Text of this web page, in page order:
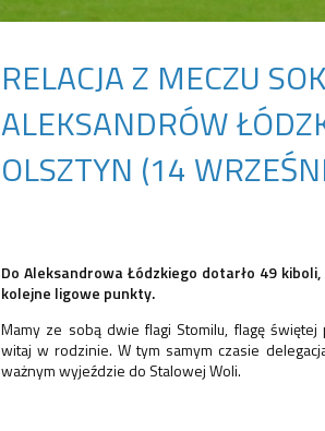
RELACJA Z MECZU
ALEKSANDRÓW
OLSZTYN (14
Do Aleksandrowa Łódzkiego dotarło 49
kolejne ligowe punkty.
Mamy ze sobą dwie flagi Stomilu, flagę
witaj w rodzinie. W tym samym czasie
ważnym wyjeździe do Stalowej Woli.